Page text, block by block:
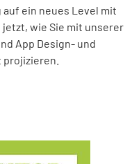
ein neues Level mit
wie Sie mit unserer
App Design- und